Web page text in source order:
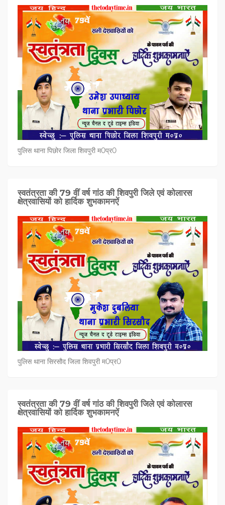
पुलिस थाना पिछोर जिला शिवपुरी म0प्र0
स्वतंत्रता की 79 वीं वर्ष गांठ की शिवपुरी जिले एवं कोलारस
क्षेत्रवासियों को हार्दिक शुभकामनऐं
पुलिस थाना सिरसौद जिला शिवपुरी म0प्र0
स्वतंत्रता की 79 वीं वर्ष गांठ की शिवपुरी जिले एवं कोलारस
क्षेत्रवासियों को हार्दिक शुभकामनऐं